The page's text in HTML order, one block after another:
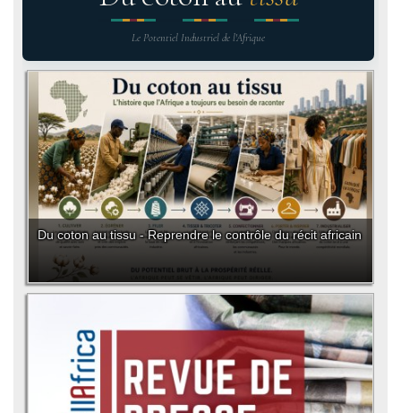
Le Potentiel Industriel de l'Afrique
Du coton au tissu - Reprendre le contrôle du récit africain